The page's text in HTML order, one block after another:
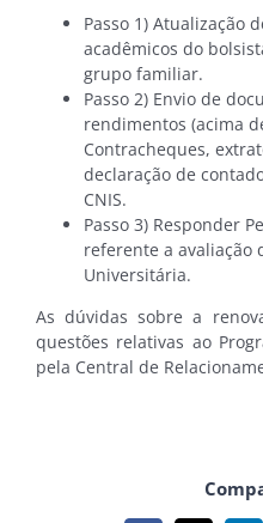
Passo 1) Atualização
acadêmicos do
grupo familiar.
Passo 2) Envio de
rendimentos (acima
Contracheques,
declaração de
CNIS.
Passo 3) Responder
referente a avaliação
Universitária.
As dúvidas sobre a
questões relativas ao
pela Central de